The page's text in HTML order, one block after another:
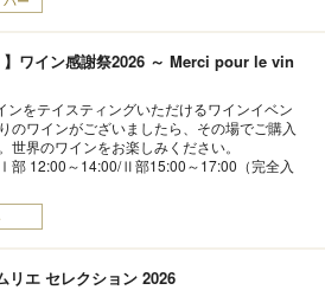
】ワイン感謝祭2026 ～ Merci pour le vin
ンをテイスティングいただけるワインイベン
のワインがございましたら、その場でご購入
世界のワインをお楽しみください。
部 12:00～14:00/Ⅱ部15:00～17:00（完全入
リエ セレクション 2026